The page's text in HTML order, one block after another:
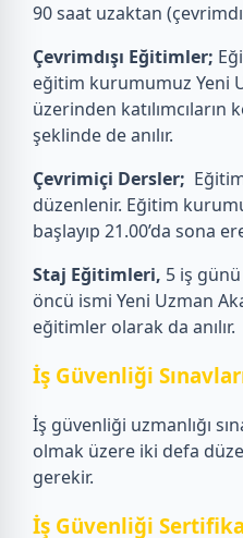
90 saat uzaktan
Çevrimdışı Eğitimler;
eğitim kurumumuz Yeni
üzerinden
şeklinde de anılır.
Çevrimiçi Dersler;
düzenlenir. Eğitim
başlayıp 21.00’da sona
Staj Eğitimleri, 5 iş
öncü ismi Yeni Uzman
eğitimler olarak da anılır.
İş Güvenliği
İş güvenliği uzmanlığı
olmak üzere iki defa
gerekir.
İş Güvenliği